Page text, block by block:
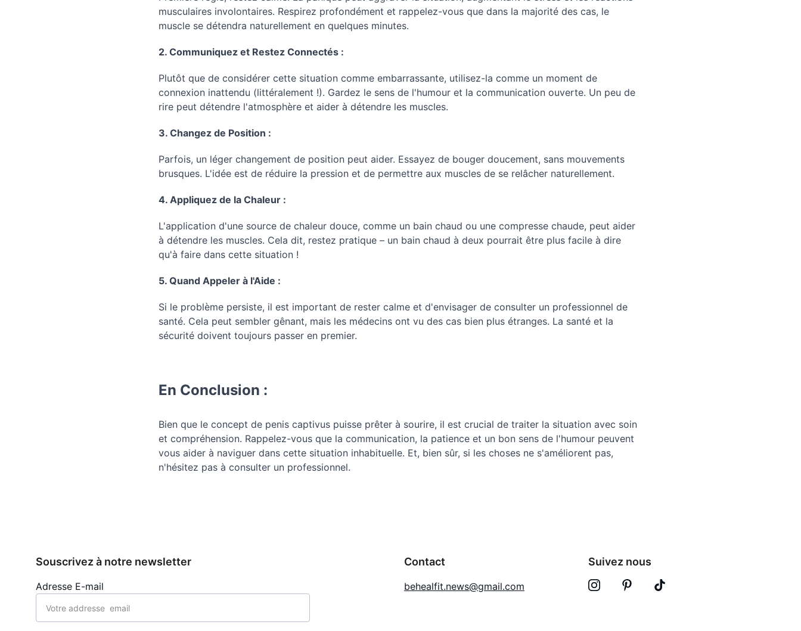
musculaires involontaires. Respirez profondément et rappelez-vous que dans la majorité des cas, le
muscle se détendra naturellement en quelques minutes.
2. Communiquez et Restez Connectés :
Plutôt que de considérer cette situation comme embarrassante, utilisez-la comme un moment de
connexion inattendu (littéralement !). Gardez le sens de l'humour et la communication ouverte. Un peu de
rire peut détendre l'atmosphère et aider à détendre les muscles.
3. Changez de Position :
Parfois, un léger changement de position peut aider. Essayez de bouger doucement, sans mouvements
brusques. L'idée est de réduire la pression et de permettre aux muscles de se relâcher naturellement.
4. Appliquez de la Chaleur :
L'application d'une source de chaleur douce, comme un bain chaud ou une compresse chaude, peut aider
à détendre les muscles. Cela dit, restez pratique – un bain chaud à deux pourrait être plus facile à dire
qu'à faire dans cette situation !
5. Quand Appeler à l'Aide :
Si le problème persiste, il est important de rester calme et d'envisager de consulter un professionnel de
santé. Cela peut sembler gênant, mais les médecins ont vu des cas bien plus étranges. La santé et la
sécurité doivent toujours passer en premier.
En Conclusion :
Bien que le concept de penis captivus puisse prêter à sourire, il est crucial de traiter la situation avec soin
et compréhension. Rappelez-vous que la communication, la patience et un bon sens de l'humour peuvent
vous aider à naviguer dans cette situation inhabituelle. Et, bien sûr, si les choses ne s'améliorent pas,
n'hésitez pas à consulter un professionnel.
Contact
Adresse E-mail behealfit.news@gmail.com
Suivez nous
Souscrivez à notre newsletter